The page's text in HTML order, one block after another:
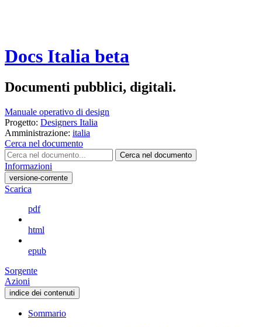
Docs Italia beta
Documenti pubblici, digitali.
Manuale operativo di design
Progetto: Designers Italia
Amministrazione: italia
Cerca nel documento
Cerca nel documento
Informazioni
versione-corrente
Scarica
pdf
html
epub
Sorgente
Azioni
indice dei contenuti
Sommario